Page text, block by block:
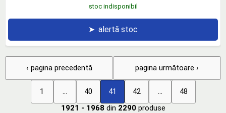
stoc indisponibil
➤ alertă stoc
‹ pagina precedentă
1 40 41 42 48
pagina următoare ›
1921 - 1968 din 2290produse